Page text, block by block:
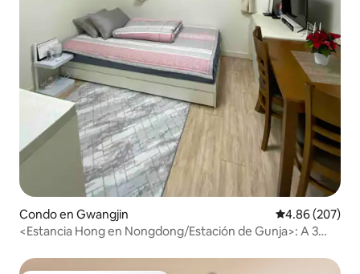
Condo en Gwangjin Calificación
4.86 (207)
<Estancia Hong en Nongdong/Estación de Gunja>: A 3
/ Estacionamiento gratuito